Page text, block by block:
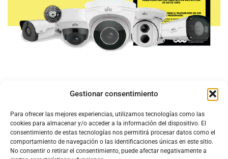
Gestionar consentimiento
Para ofrecer las mejores experiencias, utilizamos tecnologías como las
cookies para almacenar y/o acceder a la información del dispositivo. El
consentimiento de estas tecnologías nos permitirá procesar datos como el
comportamiento de navegación o las identificaciones únicas en este sitio.
No consentir o retirar el consentimiento, puede afectar negativamente a